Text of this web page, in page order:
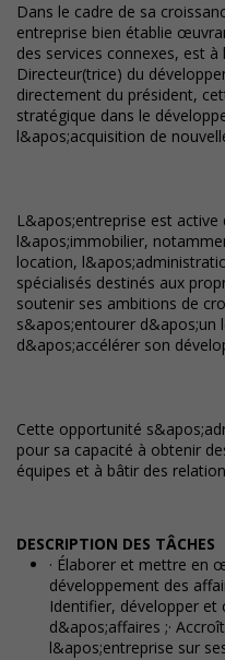
Dans le cadre de sa
entreprise bien établie
des services connexes, est
Directeur(trice) du
directement du président,
stratégique dans le
l&apos;acquisition de
L&apos;entreprise est active
l&apos;immobilier,
location,
spécialisés destinés aux
soutenir ses ambitions de
s&apos;entourer d&apos;un
d&apos;accélérer son
Cette opportunité
pour sa capacité à obtenir
équipes et à bâtir des
DESCRIPTION DES TÂCHES
· Élaborer et mettre en
développement des
Identifier, développer
d&apos;affaires ;·
l&apos;entreprise sur